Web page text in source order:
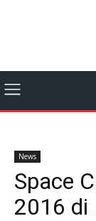
News
Space
2016 di